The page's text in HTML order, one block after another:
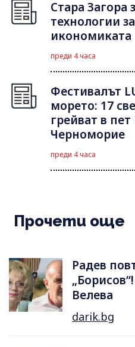
Стара Загора
технологии
икономиката
преди 4 часа
Фестивалът
морето: 17
грейват в
Черноморие
преди 4 часа
Прочети още
Радев
Велева
darik.bg